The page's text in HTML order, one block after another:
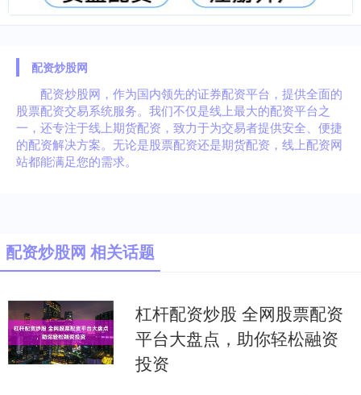
配资炒股网
配资炒股网，作为国内领先的证券配资平台，提供全面的
股票配资交易系统服务。我们不仅是线上最大的配资平台之
一，还专注于线上期货配资，致力于为交易者提供安全、便捷
的配资解决方案。无论是股票配资还是期货配资，线上配资网
站都能满足您的需求。
配资炒股网 相关话题
杠杆配资炒股 全网股票配资
平台大盘点，助你轻松融资
投资